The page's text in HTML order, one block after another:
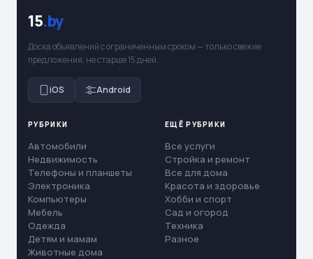
15.by
Доска объявлений с ограниченным сроком — только свежие
предложения, не старше 15 дней.
iOS Android
РУБРИКИ
Автомобили
Недвижимость
Телефоны и планшеты
Электроника
Компьютеры
Мебель
Одежда
Детям и мамам
Животные дома
ЕЩЁ РУБРИКИ
Все услуги
Стройка и ремонт
Все для дома
Красота и здоровье
Хобби и спорт
Сад и огород
Техника
Разное